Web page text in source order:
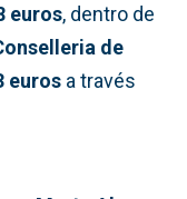
euros, dentro de
de
euros a través